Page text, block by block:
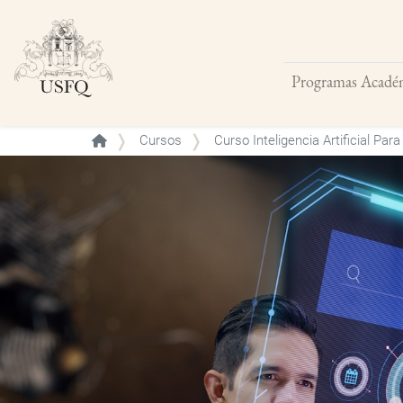
Programas
Buscar
Cursos Curso Inteligencia Artificial